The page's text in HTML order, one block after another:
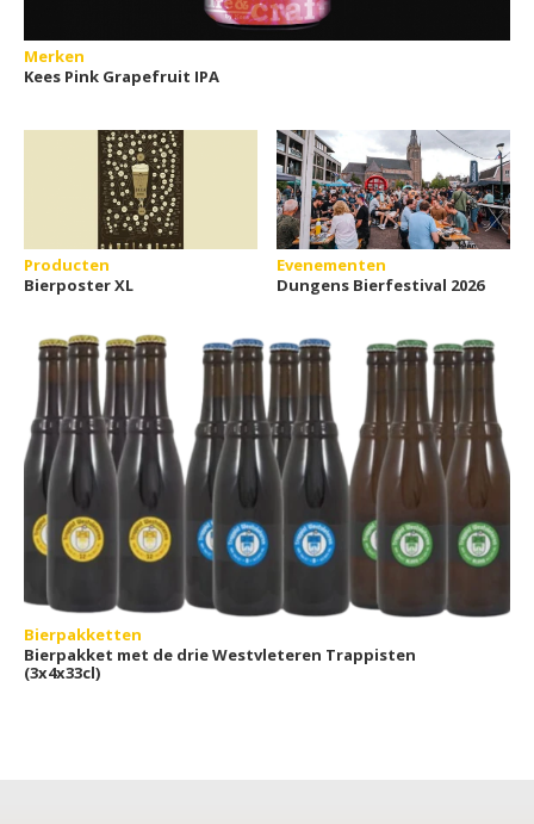
Merken
Kees Pink Grapefruit IPA
Producten
Bierposter XL
Evenementen
Dungens Bierfestival 2026
Bierpakketten
Bierpakket met de drie Westvleteren Trappisten
(3x4x33cl)